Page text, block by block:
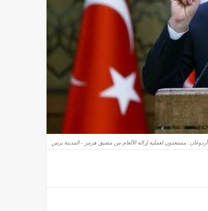
أردوغان: مستعدون لعملية إزالة الألغام من مضيق هرمز - المدينة برس